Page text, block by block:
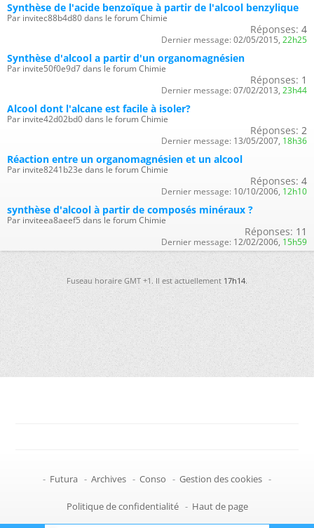
Synthèse de l'acide benzoïque à partir de l'alcool benzylique
Par invitec88b4d80 dans le forum Chimie
Réponses: 4
Dernier message: 02/05/2015, 22h25
Synthèse d'alcool a partir d'un organomagnésien
Par invite50f0e9d7 dans le forum Chimie
Réponses: 1
Dernier message: 07/02/2013, 23h44
Alcool dont l'alcane est facile à isoler?
Par invite42d02bd0 dans le forum Chimie
Réponses: 2
Dernier message: 13/05/2007, 18h36
Réaction entre un organomagnésien et un alcool
Par invite8241b23e dans le forum Chimie
Réponses: 4
Dernier message: 10/10/2006, 12h10
synthèse d'alcool à partir de composés minéraux ?
Par inviteea8aeef5 dans le forum Chimie
Réponses: 11
Dernier message: 12/02/2006, 15h59
Fuseau horaire GMT +1. Il est actuellement17h14.
- Futura - Archives - Conso - Gestion des cookies -
Politique de confidentialité - Haut de page